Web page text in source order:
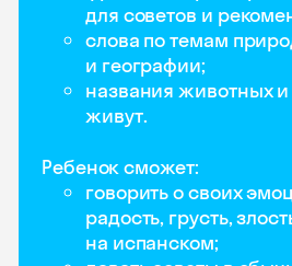
для советов и
слова по темам
и географии;
названия животных и
живут.
Ребенок сможет:
говорить о своих
радость, грусть,
на испанском;